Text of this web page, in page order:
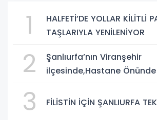
1
HALFETİ’DE YOLLAR KİLİTLİ
TAŞLARIYLA YENİLENİYOR
2
Şanlıurfa’nın Viranşehir
ilçesinde,Hastane Önünde
3 FİLİSTİN İÇİN ŞANLIURFA